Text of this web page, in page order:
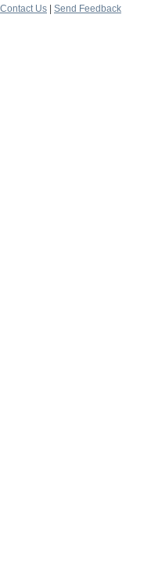
Contact Us
Send Feedback